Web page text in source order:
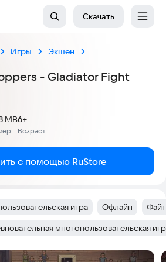
Скачать
Игры Экшен
- Gladiator Fight
MB
Возраст
6+
с помощью RuStore
игра Тег:
Офлайн Тег:
многопользовательская